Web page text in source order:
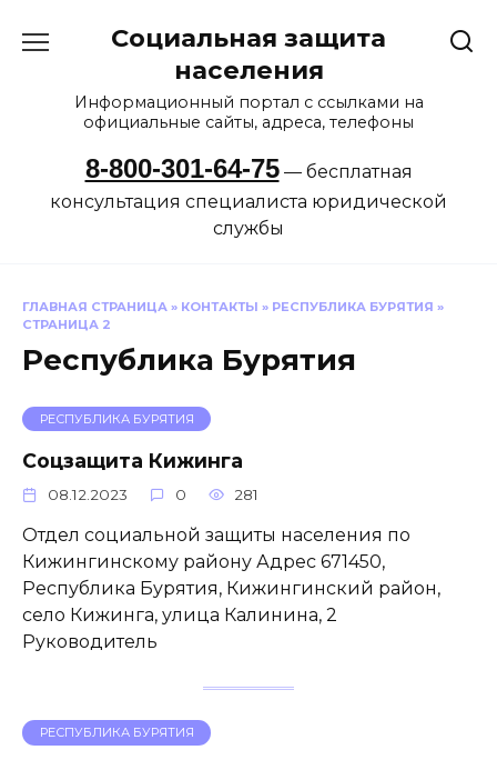
Социальная защита
населения
Информационный портал с ссылками на
официальные сайты, адреса, телефоны
8-800-301-64-75— бесплатная
консультация специалиста юридической
службы
ГЛАВНАЯ СТРАНИЦА » КОНТАКТЫ » РЕСПУБЛИКА БУРЯТИЯ »
СТРАНИЦА 2
Республика Бурятия
РЕСПУБЛИКА БУРЯТИЯ
Соцзащита Кижинга
08.12.2023 0 281
Отдел социальной защиты населения по
Кижингинскому району Адрес 671450,
Республика Бурятия, Кижингинский район,
село Кижинга, улица Калинина, 2
Руководитель
РЕСПУБЛИКА БУРЯТИЯ